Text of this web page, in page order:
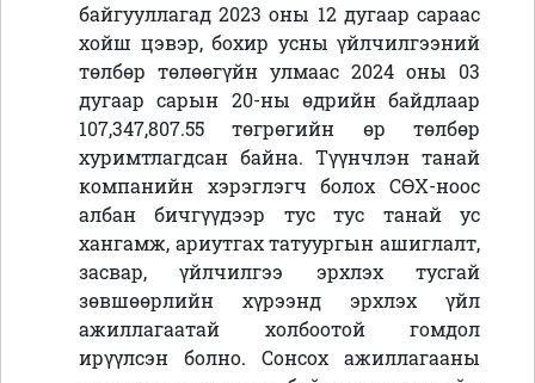
байгууллагад 2023 оны 12 дугаар сараас
хойш цэвэр, бохир усны үйлчилгээний
төлбөр төлөөгүйн улмаас 2024 оны 03
дугаар сарын 20-ны өдрийн байдлаар
107,347,807.55 төгрөгийн өр төлбөр
хуримтлагдсан байна. Түүнчлэн танай
компанийн хэрэглэгч болох СӨХ-ноос
албан бичгүүдээр тус тус танай ус
хангамж, ариутгах татуургын ашиглалт,
засвар, үйлчилгээ эрхлэх тусгай
зөвшөөрлийн хүрээнд эрхлэх үйл
ажиллагаатай холбоотой гомдол
ирүүлсэн болно. Сонсох ажиллагааны